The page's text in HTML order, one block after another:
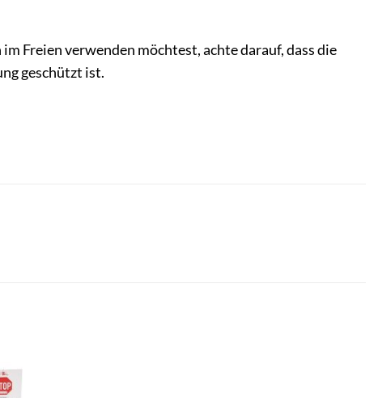
Freien verwenden möchtest, achte darauf, dass die
geschützt ist.